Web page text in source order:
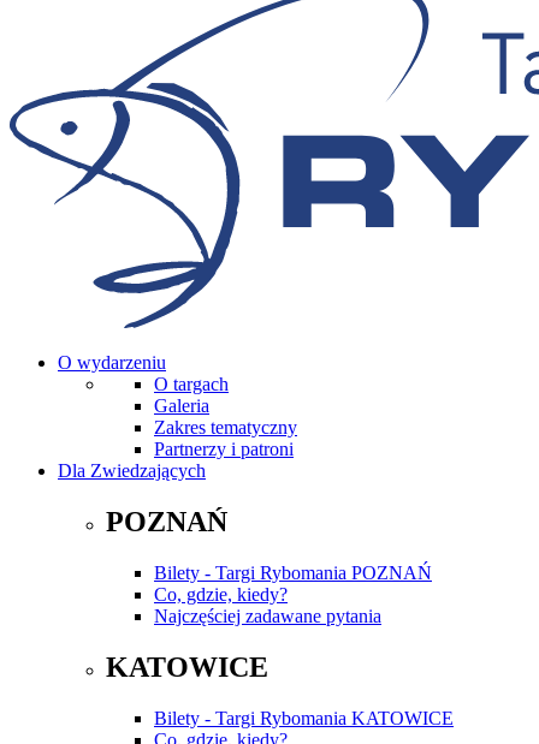
O wydarzeniu
O targach
Galeria
Zakres tematyczny
Partnerzy i patroni
Dla Zwiedzających
POZNAŃ
Bilety - Targi Rybomania POZNAŃ
Co, gdzie, kiedy?
Najczęściej zadawane pytania
KATOWICE
Bilety - Targi Rybomania KATOWICE
Co, gdzie, kiedy?